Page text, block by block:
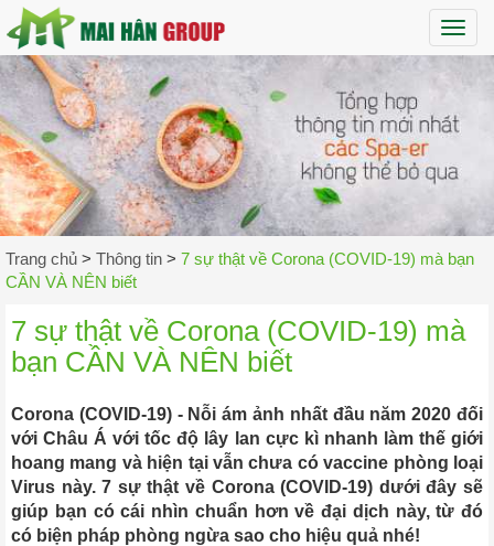
Trang chủ > Thông tin > 7 sự thật về Corona (COVID-19) mà bạn
CẦN VÀ NÊN biết
7 sự thật về Corona (COVID-19) mà
bạn CẦN VÀ NÊN biết
Corona (COVID-19) - Nỗi ám ảnh nhất đầu năm 2020 đối
với Châu Á với tốc độ lây lan cực kì nhanh làm thế giới
hoang mang và hiện tại vẫn chưa có vaccine phòng loại
Virus này. 7 sự thật về Corona (COVID-19) dưới đây sẽ
giúp bạn có cái nhìn chuẩn hơn về đại dịch này, từ đó
có biện pháp phòng ngừa sao cho hiệu quả nhé!